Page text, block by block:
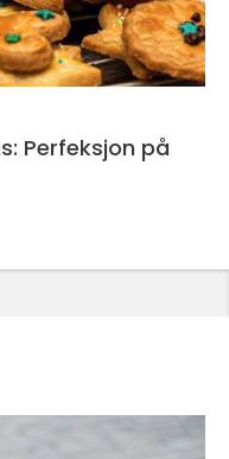
Perfeksjon på